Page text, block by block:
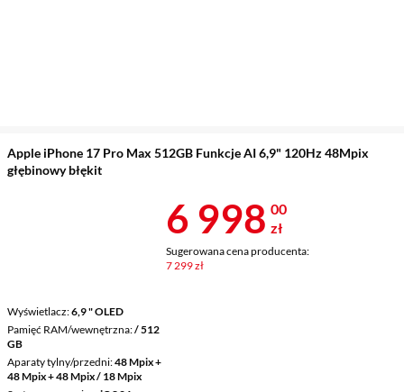
Apple iPhone 17 Pro Max 512GB Funkcje AI 6,9" 120Hz 48Mpix
głębinowy błękit
Wyświetlacz 6,9 " OLED
Pamięć RAM/wewnętrzna / 512
GB
Aparaty tylny/przedni 48 Mpix +
48 Mpix + 48 Mpix / 18 Mpix
Cena 6 998 zł
6 998 00
zł
Sugerowana cena producenta:
7 299 zł